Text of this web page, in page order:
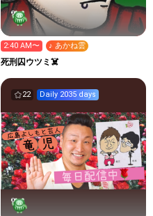
2:40 AM〜 ♪ あかね雲
死刑囚ウツミ☠️
22 Daily 2035 days